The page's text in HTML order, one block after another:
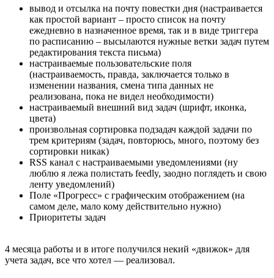
вывод и отсылка на почту повестки дня (настраивается
как простой вариант – просто список на почту
ежедневно в назначенное время, так и в виде триггера
по расписанию – высылаются нужные ветки задач путем
редактирования текста письма)
настраиваемые пользовательские поля
(настраиваемость, правда, заключается только в
изменении названия, смена типа данных не
реализована, пока не видел необходимости)
настраиваемый внешний вид задач (шрифт, иконка,
цвета)
произвольная сортировка подзадач каждой задачи по
трем критериям (задач, повторюсь, много, поэтому без
сортировки никак)
RSS канал с настраиваемыми уведомлениями (ну
люблю я лежа полистать feedly, заодно поглядеть и свою
ленту уведомлений)
Поле «Прогресс» с графическим отображением (на
самом деле, мало кому действительно нужно)
Приоритеты задач
4 месяца работы и в итоге получился некий «движок» для
учета задач, все что хотел — реализовал.